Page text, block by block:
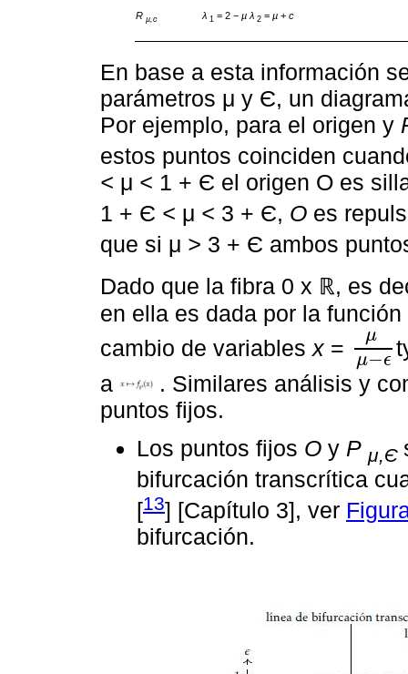
R µ,c λ 1 = 2 − µ λ 2= µ+ c
En base a esta información
parámetros μ y Є, un
Por ejemplo, para el origen y
estos puntos coinciden
< μ < 1 + Є el origen O es
1 + Є < μ < 3 + Є, O es
que si μ > 3 + Є ambos
Dado que la fibra 0 x ℝ, es
en ella es dada por la función
cambio de variables x =
μ
μ−ϵ
μ μ-ϵ t
a
. Similares análisis y
puntos fijos.
Los puntos fijos O y P μ,Є
bifurcación transcrítica
[13] [Capítulo 3], ver
bifurcación.